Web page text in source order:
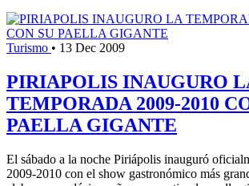
Turismo • 13 Dec 2009
PIRIAPOLIS INAUGURO
TEMPORADA 2009-2010
PAELLA GIGANTE
El sábado a la noche Piriápolis inauguró
2009-2010 con el show gastronómico más